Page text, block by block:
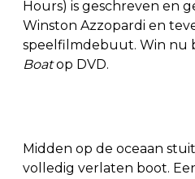
Hours) is geschreven en
Winston Azzopardi en
speelfilmdebuut. Win nu
Boatop DVD.
Midden op de oceaan
volledig verlaten boot.